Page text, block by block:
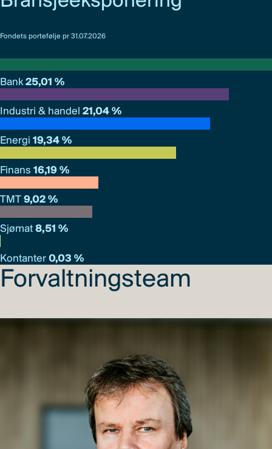
Fondets portefølje pr 31.07.2026
Bank25,01 %
Industri & handel 21,04 %
Energi 19,34 %
Finans 16,19 %
TMT 9,02 %
Sjømat 8,51 %
Kontanter 0,03 %
Forvaltningsteam